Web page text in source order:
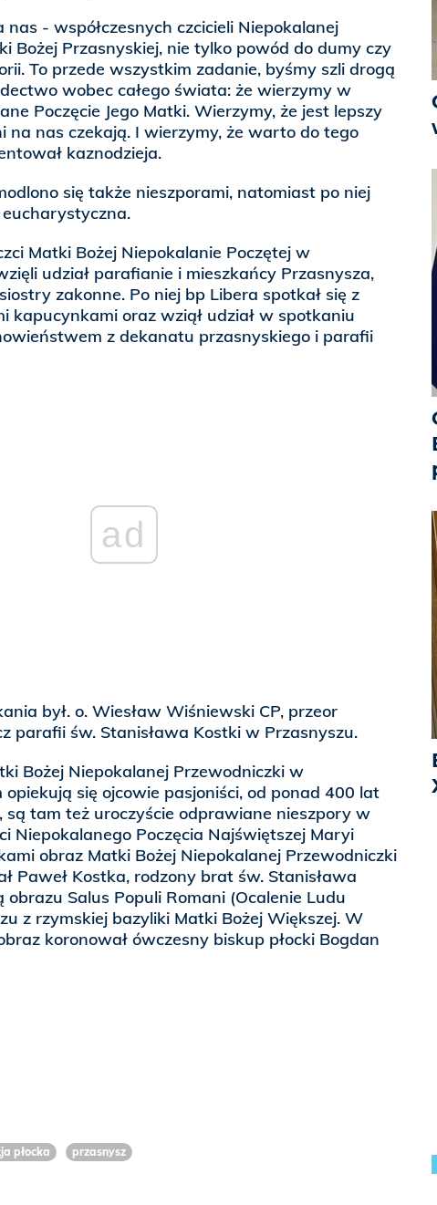
nas - współczesnych czcicieli Niepokalanej
Bożej Przasnyskiej, nie tylko powód do dumy czy
To przede wszystkim zadanie, byśmy szli drogą
wobec całego świata: że wierzymy w
Poczęcie Jego Matki. Wierzymy, że jest lepszy
na nas czekają. I wierzymy, że warto do tego
kaznodzieja.
się także nieszporami, natomiast po niej
eucharystyczna.
Matki Bożej Niepokalanie Poczętej w
udział parafianie i mieszkańcy Przasnysza,
zakonne. Po niej bp Libera spotkał się z
kapucynkami oraz wziął udział w spotkaniu
z dekanatu przasnyskiego i parafii
ad
był. o. Wiesław Wiśniewski CP, przeor
parafii św. Stanisława Kostki w Przasnyszu.
Bożej Niepokalanej Przewodniczki w
się ojcowie pasjoniści, od ponad 400 lat
są tam też uroczyście odprawiane nieszpory w
Niepokalanego Poczęcia Najświętszej Maryi
obraz Matki Bożej Niepokalanej Przewodniczki
Paweł Kostka, rodzony brat św. Stanisława
obrazu Salus Populi Romani (Ocalenie Ludu
z rzymskiej bazyliki Matki Bożej Większej. W
koronował ówczesny biskup płocki Bogdan
płocka przasnysz